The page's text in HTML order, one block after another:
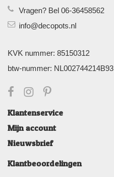
Vragen? Bel 06-36458562
info@decopots.nl
KVK nummer: 85150312
btw-nummer: NL002744214B93
Klantenservice
Mijn account
Nieuwsbrief
Klantbeoordelingen